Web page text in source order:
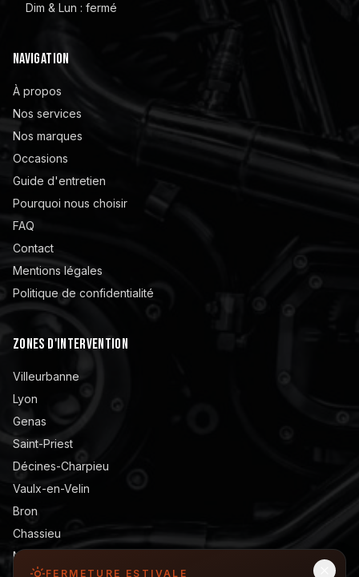
Dim & Lun : fermé
NAVIGATION
À propos
Nos services
Nos marques
Occasions
Guide d'entretien
Pourquoi nous choisir
FAQ
Contact
Mentions légales
Politique de confidentialité
ZONES D'INTERVENTION
Villeurbanne
Lyon
Genas
Saint-Priest
Décines-Charpieu
Vaulx-en-Velin
Bron
Chassieu
Meyzieu
FERMETURE ESTIVALE